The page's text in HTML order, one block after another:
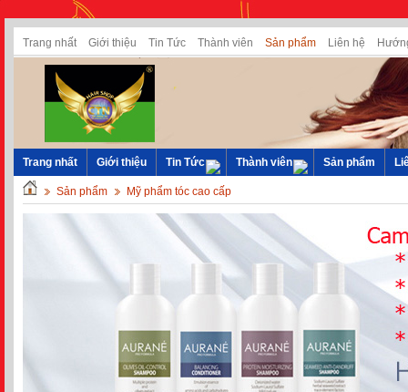
Trang nhất Giới thiệu Tin Tức Thành viên Sản phẩm Liên hệ
Trang nhất Giới thiệu Tin Tức Thành viên Sản phẩm
Sản phẩm Mỹ phẩm tóc cao cấp